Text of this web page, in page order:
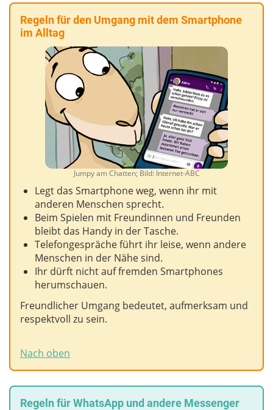
Regeln für den Umgang mit dem Smartphone
im Alltag
Jumpy am Chatten; Bild: Internet-ABC
Legt das Smartphone weg, wenn ihr mit
anderen Menschen sprecht.
Beim Spielen mit Freundinnen und Freunden
bleibt das Handy in der Tasche.
Telefongespräche führt ihr leise, wenn andere
Menschen in der Nähe sind.
Ihr dürft nicht auf fremden Smartphones
herumschauen.
Freundlicher Umgang bedeutet, aufmerksam und
respektvoll zu sein.
Nach oben
Regeln für WhatsApp und andere Messenger